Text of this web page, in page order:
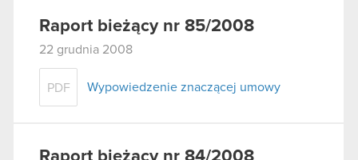
Raport bieżący nr 85/2008
22 grudnia 2008
PDF Wypowiedzenie znaczącej umowy